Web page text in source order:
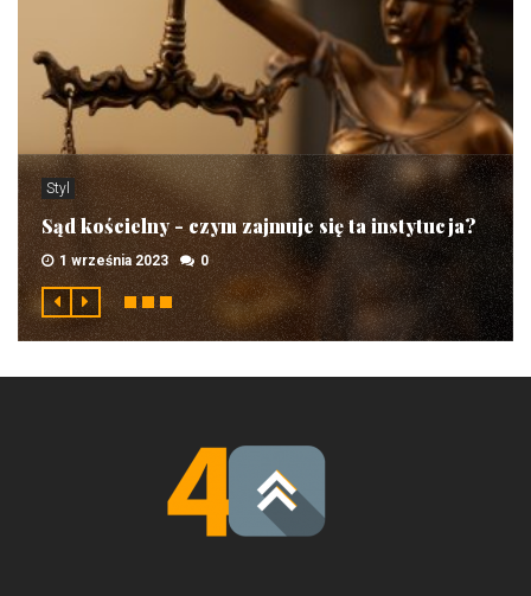
Styl
Sąd kościelny - czym zajmuje się ta instytucja?
1 września 2023 0